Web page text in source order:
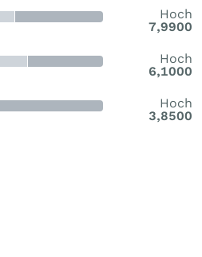
Hoch
7,9900
Hoch
6,1000
Hoch
3,8500